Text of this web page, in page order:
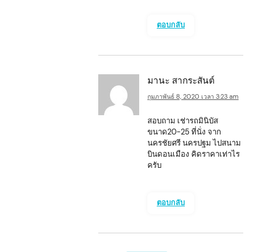
ตอบกลับ
มานะ สากระสันต์
กุมภาพันธ์ 8, 2020 เวลา 3:23 am
สอบถาม เช่ารถมินิบัส
ขนาด20-25 ที่นั่ง จาก
นครชัยศรี นครปฐม ไปสนาม
บินดอนเมือง คิดราคาเท่าไร
ครับ
ตอบกลับ